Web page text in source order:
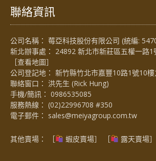
聯絡資訊
公司名稱： 莓亞科技股份有限公司 (統編:
新北辦事處： 24892 新北市新莊區五權一路1
［查看地圖］
公司登記地： 新竹縣竹北市嘉豐10路1號10樓
聯絡窗口： 洪先生 (Rick Hung)
手機/簡訊： 0986535085
服務熱線： (02)22996708 #350
電子郵件： sales@meiyagroup.com.tw
其他賣場： ［ 蝦皮賣場］ ［ 露天賣場］